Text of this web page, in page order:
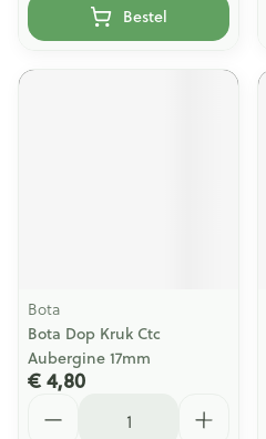
Bestel
Bota
Bota Dop Kruk Ctc
Aubergine 17mm
€ 4,80